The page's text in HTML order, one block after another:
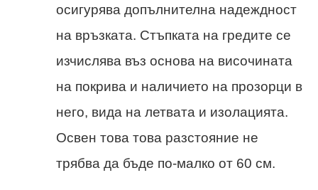
осигурява допълнителна надеждност
на връзката. Стъпката на гредите се
изчислява въз основа на височината
на покрива и наличието на прозорци в
него, вида на летвата и изолацията.
Освен това това разстояние не
трябва да бъде по-малко от 60 см.